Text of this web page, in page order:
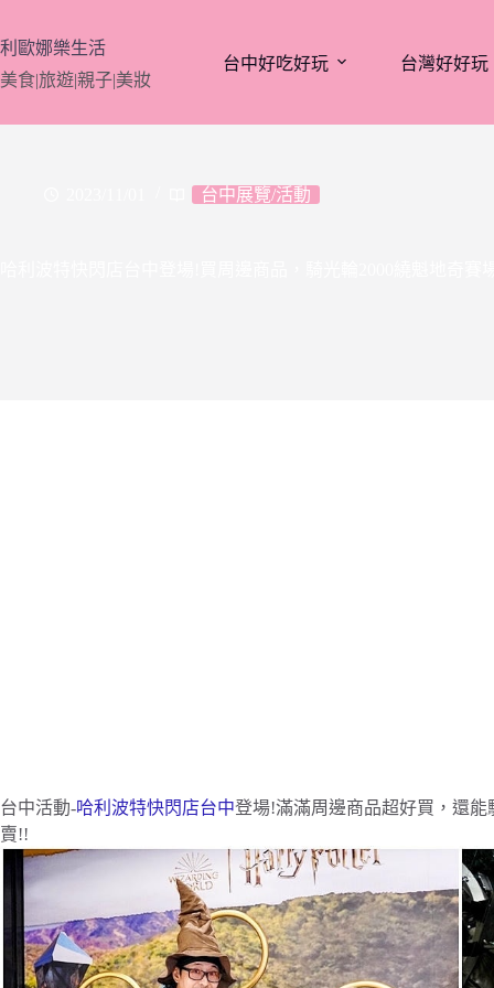
至
主
要
利歐娜樂生活
美食|旅遊|親子|美妝
台中好吃好玩 台灣好好玩
台中展覽/活動
台中活動-哈利波特快閃店台中登場!滿滿周邊商品超好買，還
賣!!